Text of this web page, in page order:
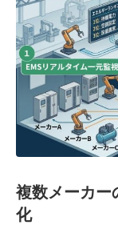
複数メーカー
化